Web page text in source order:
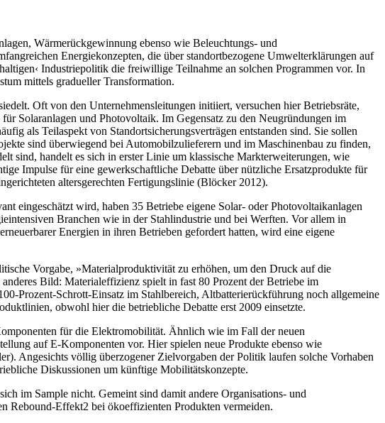
Wärmerückgewinnung ebenso wie Beleuchtungs- und
Energiekonzepten, die über standortbezogene Umwelterklärungen auf
Industriepolitik die freiwillige Teilnahme an solchen Programmen vor. In
mittels gradueller Transformation.
Oft von den Unternehmensleitungen initiiert, versuchen hier Betriebsräte,
Solaranlagen und Photovoltaik. Im Gegensatz zu den Neugründungen im
als Teilaspekt von Standortsicherungsverträgen entstanden sind. Sie sollen
sind überwiegend bei Automobilzulieferern und im Maschinenbau zu finden,
sind, handelt es sich in erster Linie um klassische Markterweiterungen, wie
Impulse für eine gewerkschaftliche Debatte über nützliche Ersatzprodukte für
altersgerechten Fertigungslinie (Blöcker 2012).
eingeschätzt wird, haben 35 Betriebe eigene Solar- oder Photovoltaikanlagen
Branchen wie in der Stahlindustrie und bei Werften. Vor allem in
Energien in ihren Betrieben gefordert hatten, wird eine eigene
Vorgabe, »Materialproduktivität zu erhöhen, um den Druck auf die
Bild: Materialeffizienz spielt in fast 80 Prozent der Betriebe im
Prozent-Schrott-Einsatz im Stahlbereich, Altbatterierückführung noch allgemeine
obwohl hier die betriebliche Debatte erst 2009 einsetzte.
für die Elektromobilität. Ähnlich wie im Fall der neuen
auf E-Komponenten vor. Hier spielen neue Produkte ebenso wie
Angesichts völlig überzogener Zielvorgaben der Politik laufen solche Vorhaben
Diskussionen um künftige Mobilitätskonzepte.
im Sample nicht. Gemeint sind damit andere Organisations- und
Rebound-Effekt2 bei ökoeffizienten Produkten vermeiden.